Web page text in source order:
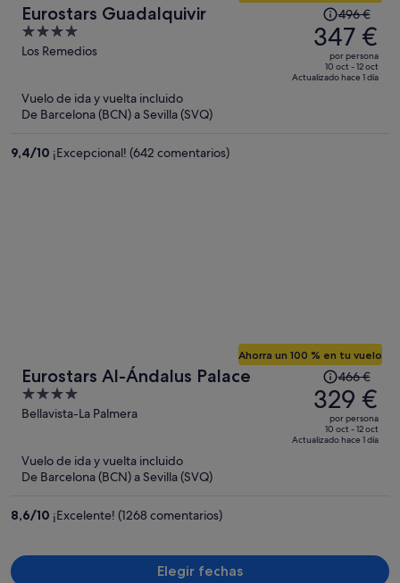
Eurostars Guadalquivir
4
out
Los Remedios
El
precio
era
de
496 €,
496 €
347 €
por persona
10 oct - 12 oct
Actualizado hace 1 día
Vuelo de ida y vuelta incluido
De Barcelona (BCN) a Sevilla (SVQ)
9,4/10 ¡Excepcional! (642 comentarios)
Eurostars Al-Ándalus Palace
4
out
5
Bellavista-La Palmera
Ahorra un 100 % en tu vuelo
El
precio
era
de
466 €,
persona
466 €
329 €
por persona
10 oct - 12 oct
Actualizado hace 1 día
Vuelo de ida y vuelta incluido
De Barcelona (BCN) a Sevilla (SVQ)
8,6/10 ¡Excelente! (1268 comentarios)
Elegir fechas